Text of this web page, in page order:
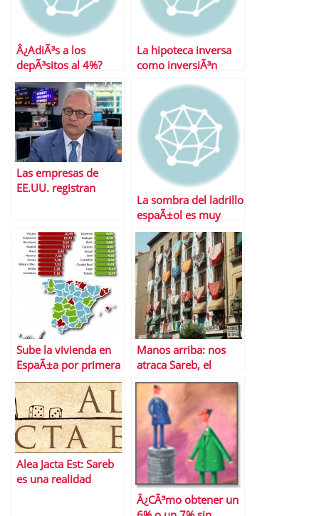
Â¿AdiÃ³s a los
depÃ³sitos al 4%?
La hipoteca inversa
como inversiÃ³n
Las empresas de
EE.UU. registran
La sombra del ladrillo
espaÃ±ol es muy
alargada
Sube la vivienda en
EspaÃ±a por primera
vez en lo que va de
aÃ±o
Manos arriba: nos
atraca Sareb, el
banco malo
Alea Jacta Est: Sareb
es una realidad
Â¿CÃ³mo obtener un